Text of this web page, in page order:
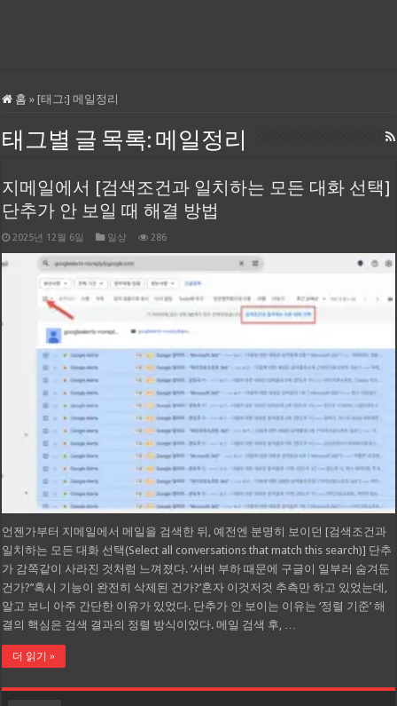
홈 » [태그:]메일정리
태그별 글 목록: 메일정리
지메일에서 [검색조건과 일치하는 모든 대화 선택]
단추가 안 보일 때 해결 방법
2025년 12월 6일 일상 286
언젠가부터 지메일에서 메일을 검색한 뒤, 예전엔 분명히 보이던 [검색조건과
일치하는 모든 대화 선택(Select all conversations that match this search)] 단추
가 감쪽같이 사라진 것처럼 느껴졌다. ‘서버 부하 때문에 구글이 일부러 숨겨둔
건가?’‘혹시 기능이 완전히 삭제된 건가?’혼자 이것저것 추측만 하고 있었는데,
알고 보니 아주 간단한 이유가 있었다. 단추가 안 보이는 이유는 ‘정렬 기준’ 해
결의 핵심은 검색 결과의 정렬 방식이었다. 메일 검색 후, …
더 읽기 »